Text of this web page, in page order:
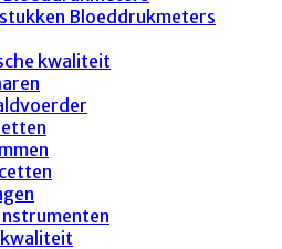
Bloeddrukmeters
kwaliteit